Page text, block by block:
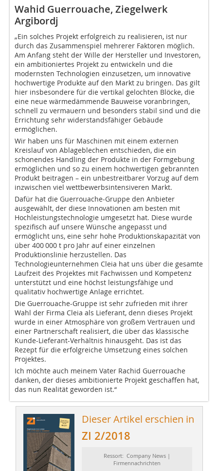
Wahid Guerrouache, Ziegelwerk
Argibordj
„Ein solches Projekt erfolgreich zu realisieren, ist nur
durch das Zusammenspiel mehrerer Faktoren möglich.
Am Anfang steht der Wille der Hersteller und Investoren,
ein ambitioniertes Projekt zu entwickeln und die
modernsten Technologien einzusetzen, um innovative
hochwertige Produkte auf den Markt zu bringen. Das gilt
hier insbesondere für die vertikal gelochten Blöcke, die
eine neue wärmedämmende Bauweise voranbringen,
schnell zu vermauern und besonders stabil sind und die
Errichtung sehr widerstandsfähiger Gebäude
ermöglichen.
Wir haben uns für Maschinen mit einem externen
Kreislauf von Ablageblechen entschieden, die ein
schonendes Handling der Produkte in der Formgebung
ermöglichen und so zu einem hochwertigen gebrannten
Produkt beitragen – ein unbestreitbarer Vorzug auf dem
inzwischen viel wettbewerbsintensiveren Markt.
Dafür hat die Guerrouache-Gruppe den Anbieter
ausgewählt, der diese Innovationen am besten mit
Hochleistungstechnologie umgesetzt hat. Diese wurde
spezifisch auf unsere Wünsche angepasst und
ermöglicht uns, eine sehr hohe Produktionskapazität von
über 400 000 t pro Jahr auf einer einzelnen
Produktionslinie herzustellen. Das
Technologieunternehmen Cleia hat uns über die gesamte
Laufzeit des Projektes mit Fachwissen und Kompetenz
unterstützt und eine höchst leistungsfähige und
qualitativ hochwertige Anlage errichtet.
Die Guerrouache-Gruppe ist sehr zufrieden mit ihrer
Wahl der Firma Cleia als Lieferant, denn dieses Projekt
wurde in einer Atmosphäre von großem Vertrauen und
einer Partnerschaft realisiert, die über das klassische
Kunde-Lieferant-Verhältnis hinausgeht. Das ist das
Rezept für die erfolgreiche Umsetzung eines solchen
Projektes.
Ich möchte auch meinem Vater Rachid Guerrouache
danken, der dieses ambitionierte Projekt geschaffen hat,
das nun Realität geworden ist.“
Dieser Artikel erschien in
ZI 2/2018
Ressort: Company News |
Firmennachrichten